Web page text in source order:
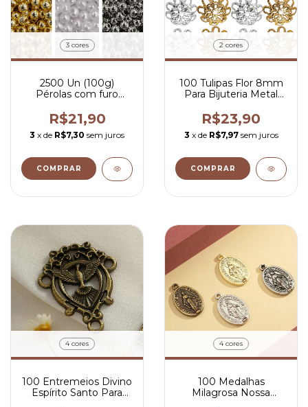
3 cores
2500 Un (100g)
Pérolas com furo
R$21,90
3 x de R$7,30 sem juros
COMPRAR
2 cores
100 Tulipas Flor 8mm
Para Bijuteria Metal
R$23,90
3 x de R$7,97 sem juros
COMPRAR
4 cores
100 Entremeios Divino
Espírito Santo Para
4 cores
100 Medalhas
Milagrosa Nossa